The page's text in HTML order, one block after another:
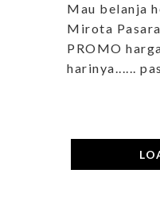
Mau belanja
Mirota
PROMO
harinya......